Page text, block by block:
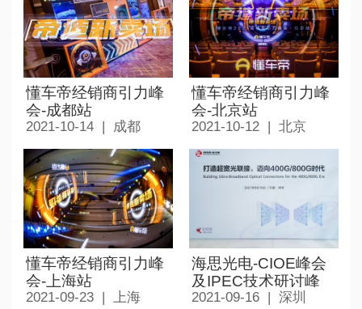
懂车帝经销商引力峰
会-成都站
2021-10-14 | 成都
懂车帝经销商引力峰
会-北京站
2021-10-12 | 北京
懂车帝经销商引力峰
会-上海站
2021-09-23 | 上海
海思光电-CIOE峰会
及IPEC技术研讨峰
会-深圳
2021-09-16 | 深圳